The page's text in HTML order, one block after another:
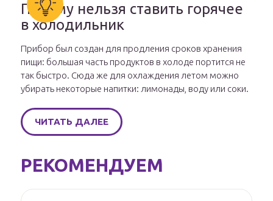
Почему нельзя ставить горячее
в холодильник
Прибор был создан для продления сроков хранения
пищи: большая часть продуктов в холоде портится не
так быстро. Сюда же для охлаждения летом можно
убирать некоторые напитки: лимонады, воду или соки.
ЧИТАТЬ ДАЛЕЕ
РЕКОМЕНДУЕМ